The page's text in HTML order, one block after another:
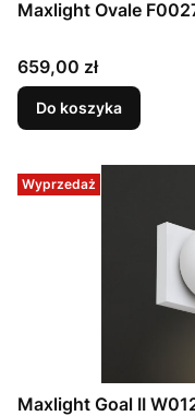
Maxlight Ovale
Cena
659,00 zł
Do koszyka
Wyprzedaż
Maxlight Goal II